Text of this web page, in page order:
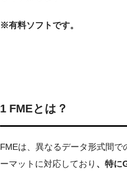
※有料ソフトです。
1 FMEとは？
FMEは、異なるデータ形式間
ーマットに対応しており 、特に